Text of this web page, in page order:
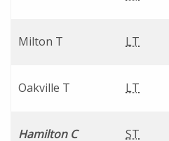
Milton T LT
Oakville T LT
Hamilton C ST